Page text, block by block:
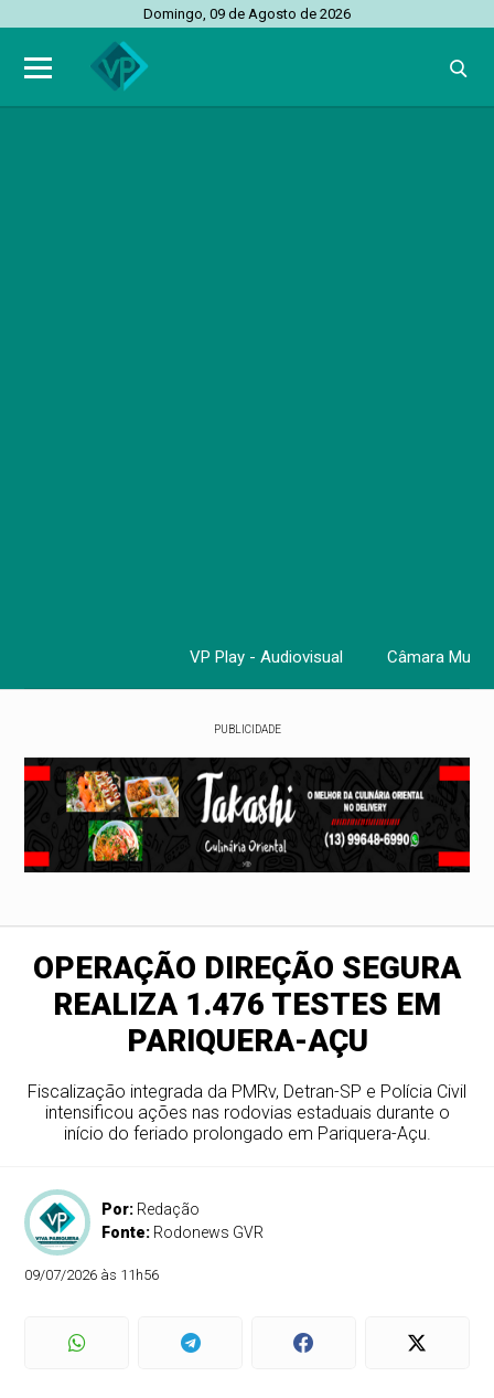
Domingo, 09 de Agosto de 2026
VP Play - Audiovisual Câmara
PUBLICIDADE
OPERAÇÃO DIREÇÃO SEGURA
REALIZA 1.476 TESTES EM
PARIQUERA-AÇU
Fiscalização integrada da PMRv, Detran-SP e Polícia Civil
intensificou ações nas rodovias estaduais durante o
início do feriado prolongado em Pariquera-Açu.
Por: Redação
Fonte: Rodonews GVR
09/07/2026 às 11h56